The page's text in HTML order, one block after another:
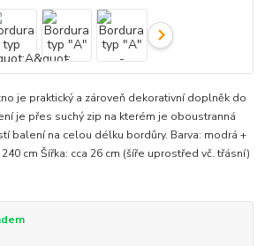
je praktický a zároveň dekorativní doplněk do
je přes suchý zip na kterém je oboustranná
balení na celou délku bordůry. Barva: modrá +
cm Šířka: cca 26 cm (šíře uprostřed vč. třásní)